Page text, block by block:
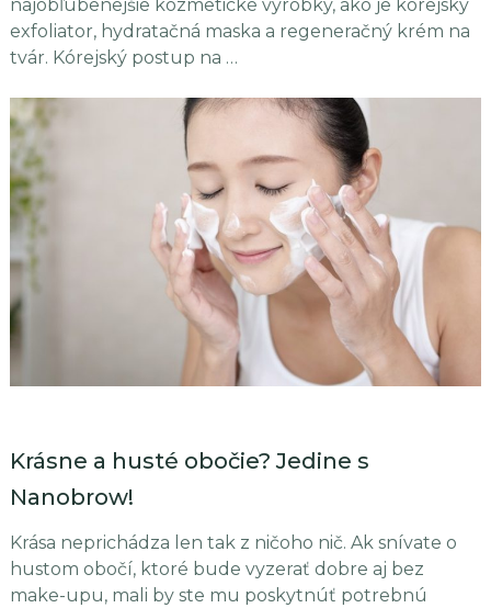
najobľúbenejšie kozmetické výrobky, ako je kórejský
exfoliator, hydratačná maska ​​a regeneračný krém na
tvár. Kórejský postup na …
Krásne a husté obočie? Jedine s
Nanobrow!
Krása neprichádza len tak z ničoho nič. Ak snívate o
hustom obočí, ktoré bude vyzerať dobre aj bez
make-upu, mali by ste mu poskytnúť potrebnú